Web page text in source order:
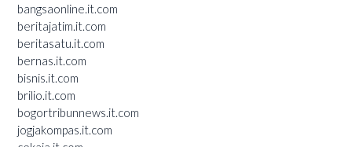
bangsaonline.it.com
beritajatim.it.com
beritasatu.it.com
bernas.it.com
bisnis.it.com
brilio.it.com
bogortribunnews.it.com
jogjakompas.it.com